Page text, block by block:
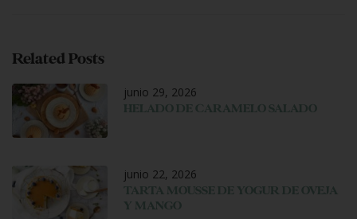
Related Posts
junio 29, 2026
HELADO DE CARAMELO SALADO
junio 22, 2026
TARTA MOUSSE DE YOGUR DE OVEJA
Y MANGO